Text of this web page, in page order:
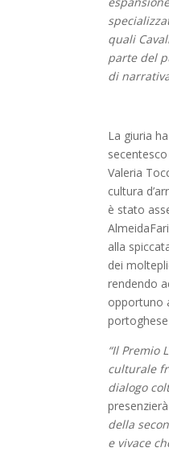
quali
parte del
di
La giuria
Valeria
cultura
è stato
alla
dei
rendendo
opportuno
“Il Premio
culturale
dialogo
della
e vivace